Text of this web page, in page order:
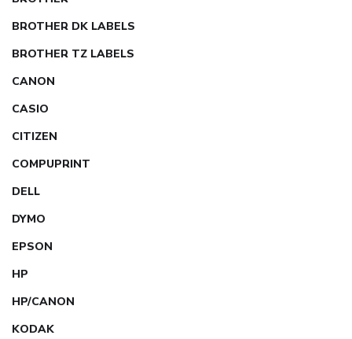
BROTHER DK LABELS
BROTHER TZ LABELS
CANON
CASIO
CITIZEN
COMPUPRINT
DELL
DYMO
EPSON
HP
HP/CANON
KODAK